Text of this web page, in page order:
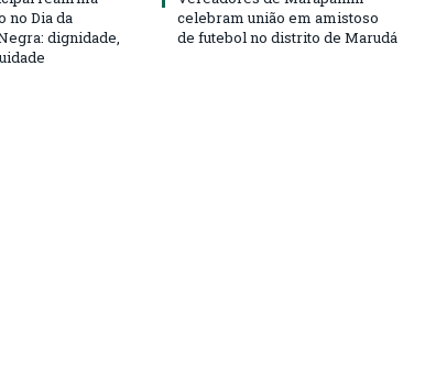
no Dia da
dignidade,
celebram união em amistoso
de futebol no distrito de Marudá